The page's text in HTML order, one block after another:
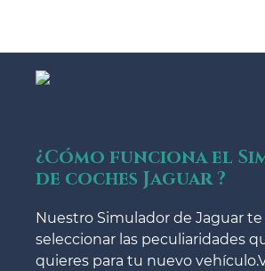
¿Cómo funciona el
de coches Jaguar ?
Nuestro Simulador de Jaguar te
seleccionar las peculiaridades
quieres para tu nuevo